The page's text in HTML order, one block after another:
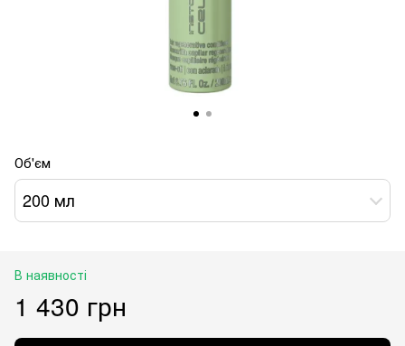
Об'єм
200 мл
В наявності
1 430 грн